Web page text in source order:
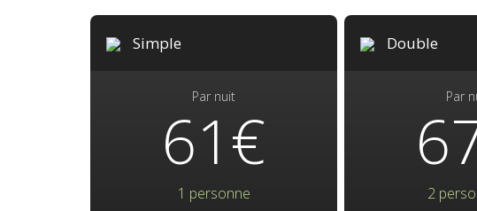
Simple
Par nuit
61€
1 personne
Double
Par
2